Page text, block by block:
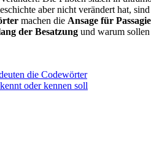
aber nicht verändert hat,
machen die Ansage für
der Besatzung und warum
die Codewörter
oder kennen soll